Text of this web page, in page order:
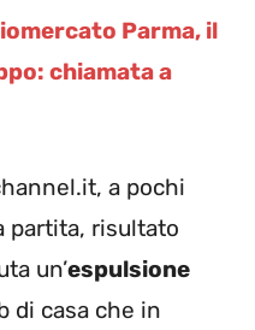
Parma, il
chiamata a
a pochi
partita, risultato
un’espulsione
di casa che in